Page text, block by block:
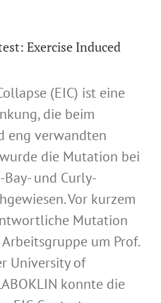
Exercise Induced
(EIC) ist eine
die beim
eng verwandten
die Mutation bei
Bay- und Curly-
Vor kurzem
Mutation
um Prof.
University of
konnte die